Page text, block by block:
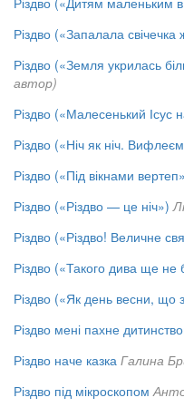
Різдво («Запалала свічечка
Різдво («Земля укрилась
автор)
Різдво («Малесенький Ісус
Різдво («Ніч як ніч.
Різдво («Під вікнами
Різдво («Різдво — це ніч»)
Різдво («Різдво! Величне
Різдво («Такого дива ще не
Різдво («Як день весни, що
Різдво мені пахне
Різдво наче казка Галина
Різдво під мікроскопом